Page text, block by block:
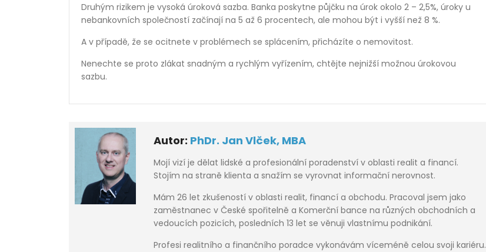
Druhým rizikem je vysoká úroková sazba. Banka poskytne půjčku na úrok okolo 2 – 2,5%, úroky u
nebankovních společností začínají na 5 až 6 procentech, ale mohou být i vyšší než 8 %.
A v případě, že se ocitnete v problémech se splácením, přicházíte o nemovitost.
Nenechte se proto zlákat snadným a rychlým vyřízením, chtějte nejnižší možnou úrokovou
sazbu.
Autor: PhDr. Jan Vlček, MBA
Mojí vizí je dělat lidské a profesionální poradenství v oblasti realit a financí.
Stojím na straně klienta a snažím se vyrovnat informační nerovnost.
Mám 26 let zkušeností v oblasti realit, financí a obchodu. Pracoval jsem jako
zaměstnanec v České spořitelně a Komerční bance na různých obchodních a
vedoucích pozicích, posledních 13 let se věnuji vlastnímu podnikání.
Profesi realitního a finančního poradce vykonávám víceméně celou svoji kariéru.